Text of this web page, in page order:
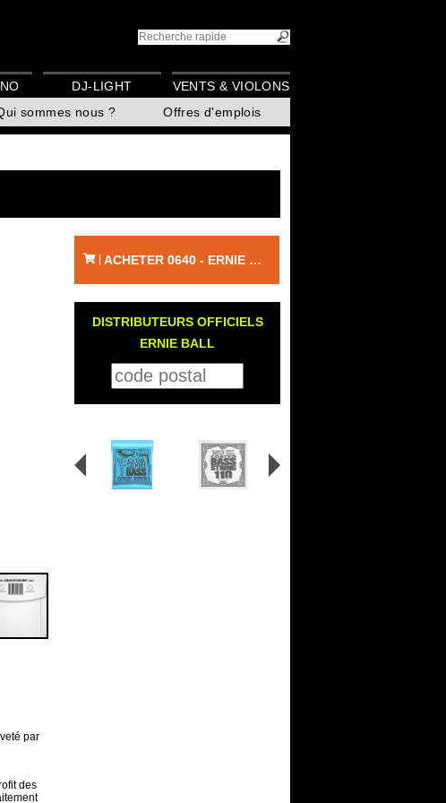
sommes nous ? Offres d'emplois
DJ-LIGHT VENTS & VIOLONS
par
des
ACHETER 0640 - ERNIE BALL
DISTRIBUTEURS OFFICIELS
ERNIE BALL